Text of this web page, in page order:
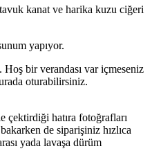
kanat ve harika kuzu ciğeri
yapıyor.
bir verandası var içmeseniz
oturabilirsiniz.
çektirdiği hatıra fotoğrafları
de siparişiniz hızlıca
yada lavaşa dürüm